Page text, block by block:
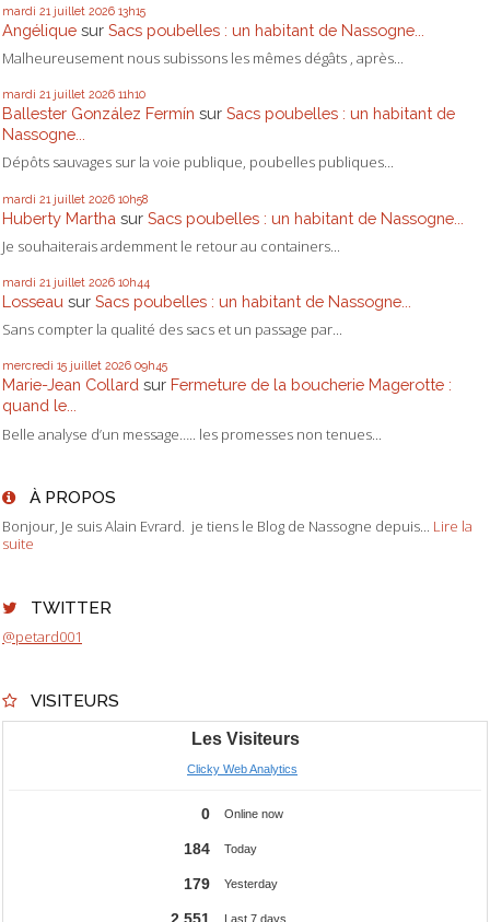
mardi 21 juillet 2026 13h15
Angélique sur Sacs poubelles : un habitant de Nassogne...
Malheureusement nous subissons les mêmes dégâts , après...
mardi 21 juillet 2026 11h10
Ballester González Fermín sur Sacs poubelles : un habitant de
Nassogne...
Dépôts sauvages sur la voie publique, poubelles publiques...
mardi 21 juillet 2026 10h58
Huberty Martha sur Sacs poubelles : un habitant de Nassogne...
Je souhaiterais ardemment le retour au containers...
mardi 21 juillet 2026 10h44
Losseau sur Sacs poubelles : un habitant de Nassogne...
Sans compter la qualité des sacs et un passage par...
mercredi 15 juillet 2026 09h45
Marie-Jean Collard sur Fermeture de la boucherie Magerotte :
quand le...
Belle analyse d’un message….. les promesses non tenues...
À PROPOS
Bonjour, Je suis Alain Evrard. je tiens le Blog de Nassogne depuis... Lire la
suite
TWITTER
@petard001
VISITEURS